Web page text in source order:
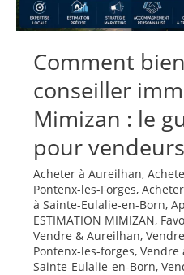
Comment
conseiller
Mimizan : le
pour
Acheter à Aureilhan,
Pontenx-les-Forges,
à Sainte-Eulalie-en-Born,
ESTIMATION MIMIZAN,
Vendre & Aureilhan,
Pontenx-les-forges, Vendre
Sainte-Eulalie-en-Born,